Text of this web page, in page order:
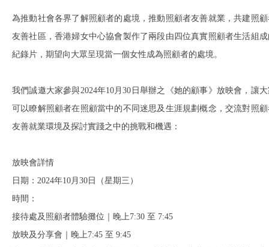
為推動社會各界了解照顧者的處境，推動照顧者友善就業，共建照
友善社區，香港婦女中心協會製作了兩段由四位真實照顧者生活組
紀錄片，期望向大眾呈現當一個女性成為照顧者的處境。
我們誠邀大家參與2024年10月30日舉辦之《她的顧事》放映會，讓
可以瞭解照顧者在照顧當中的不同迷思及生涯規劃概念，交流對照
友善就業環境及探討實踐之中的挑戰和機遇：
放映會詳情
日期：2024年10月30日（星期三）
時間：
接待處及照顧者體驗攤位｜晚上7:30 至 7:45
放映及分享會｜晚上7:45 至 9:45